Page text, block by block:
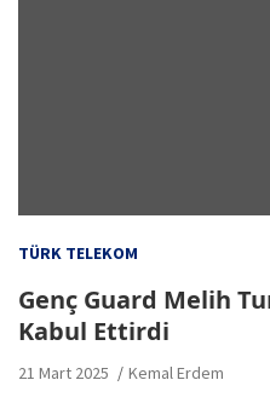
TÜRK TELEKOM
Genç Guard Melih
Kabul Ettirdi
21 Mart 2025 Kemal Erdem